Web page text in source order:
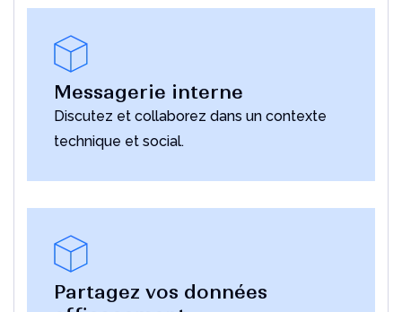
Messagerie interne
Discutez et collaborez dans un contexte
technique et social.
Partagez vos données